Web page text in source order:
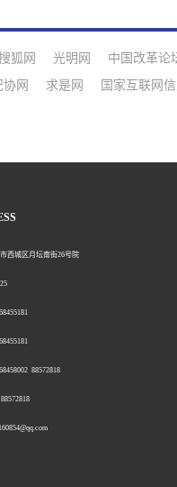
狐网 光明网
中国改革论
网 求是网
国家互联网
区月坛南街26号院
88572818